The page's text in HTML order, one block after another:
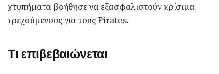
χτυπήματα βοήθησε να εξασφαλιστούν κρίσιμα
τρεχούμενους για τους Pirates.
Τι επιβεβαιώνεται